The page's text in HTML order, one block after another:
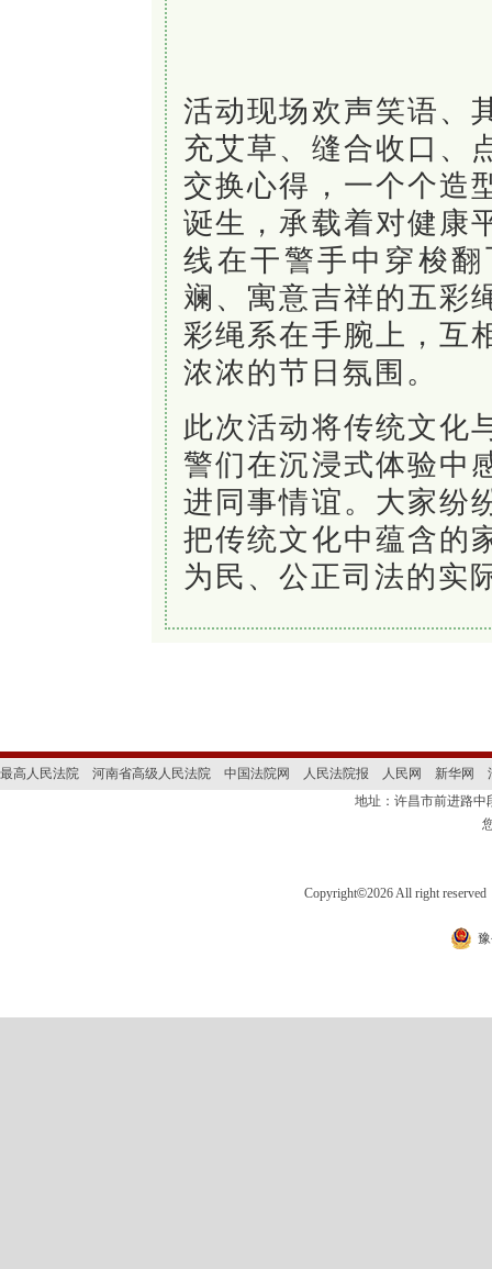
活动现场欢声笑语、
充艾草、缝合收口、
交换心得 ，一个个
诞生，承载着对健康
线在干警手中穿梭
斓、寓意吉祥的五彩
彩绳系在手腕上，互
浓浓的节日氛围。
此次活动将传统文化
警们在沉浸式体验中
进同事情谊。大家纷
把传统文化中蕴含的
为民、公正司法的实
最高人民法院 河南省高级人民法院 中国法院网 人民法院报 人民网 新华网
地址：许昌市前进路
Copyright©2026 All right